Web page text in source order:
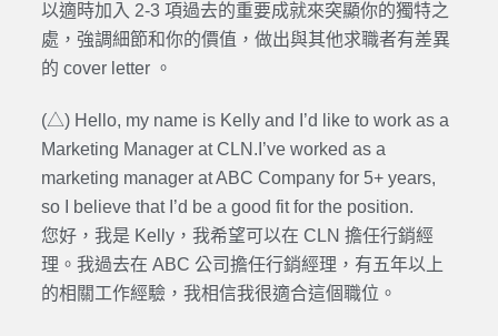
以適時加入 2-3 項過去的重要成就來突顯你的獨特之
處，強調細節和你的價值，做出與其他求職者有差異
的 cover letter 。
(△) Hello, my name is Kelly and I’d like to work as a
Marketing Manager at CLN.I’ve worked as a
marketing manager at ABC Company for 5+ years,
so I believe that I’d be a good fit for the position.
您好，我是 Kelly，我希望可以在 CLN 擔任行銷經
理。我過去在 ABC 公司擔任行銷經理，有五年以上
的相關工作經驗，我相信我很適合這個職位。